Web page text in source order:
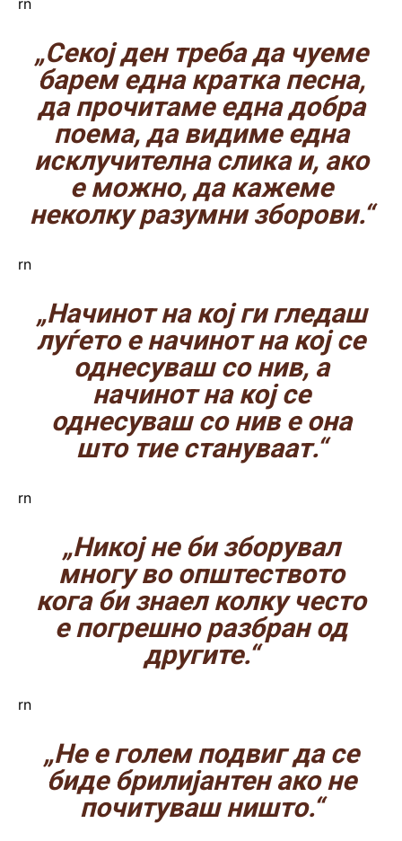
rn
„Секој ден треба да чуеме
барем една кратка песна,
да прочитаме една добра
поема, да видиме една
исклучителна слика и, ако
е можно, да кажеме
неколку разумни зборови.“
rn
„Начинот на кој ги гледаш
луѓето е начинот на кој се
однесуваш со нив, а
начинот на кој се
однесуваш со нив е она
што тие стануваат.“
rn
„Никој не би зборувал
многу во општеството
кога би знаел колку често
е погрешно разбран од
другите.“
rn
„Не е голем подвиг да се
биде брилијантен ако не
почитуваш ништо.“